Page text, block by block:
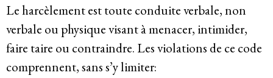
Le harcèlement est toute conduite verbale, non
verbale ou physique visant à menacer, intimider,
faire taire ou contraindre. Les violations de ce code
comprennent, sans s’y limiter: